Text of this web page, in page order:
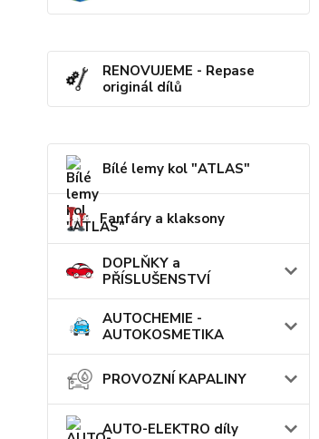
RENOVUJEME - Repase
originál dílů
Bílé lemy kol "ATLAS"
Fanfáry a klaksony
DOPLŇKY a
PŘÍSLUŠENSTVÍ
AUTOCHEMIE -
AUTOKOSMETIKA
PROVOZNÍ KAPALINY
AUTO-ELEKTRO díly